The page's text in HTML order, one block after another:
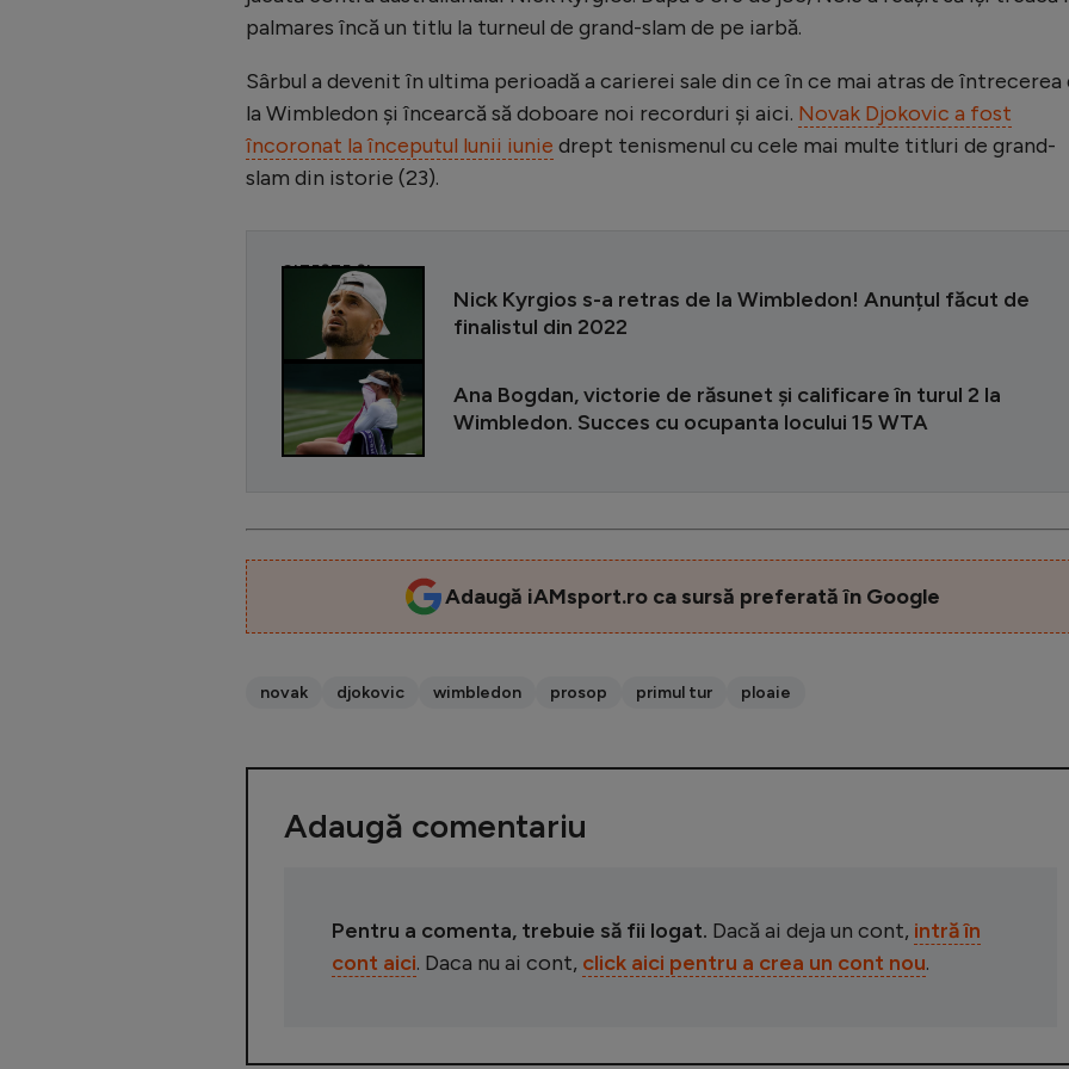
palmares încă un titlu la turneul de grand-slam de pe iarbă.
Sârbul a devenit în ultima perioadă a carierei sale din ce în ce mai atras de întrecerea
la Wimbledon și încearcă să doboare noi recorduri și aici. Novak Djokovic a fost
încoronat la începutul lunii iunie drept tenismenul cu cele mai multe titluri de grand-
slam din istorie (23).
CITEȘTE ȘI
Nick Kyrgios s-a retras de la Wimbledon! Anunțul făcut de
finalistul din 2022
Ana Bogdan, victorie de răsunet și calificare în turul 2 la
Wimbledon. Succes cu ocupanta locului 15 WTA
Adaugă iAMsport.ro ca sursă preferată în Google
novak djokovic wimbledon prosop primul tur ploaie
Adaugă comentariu
Pentru a comenta, trebuie să fii logat. Dacă ai deja un cont, intră în
cont aici. Daca nu ai cont, click aici pentru a crea un cont nou.